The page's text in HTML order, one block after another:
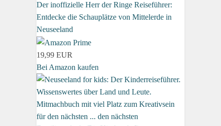
Der inoffizielle Herr der Ringe Reiseführer:
Entdecke die Schauplätze von Mittelerde in
Neuseeland
19,99 EUR
Bei Amazon kaufen